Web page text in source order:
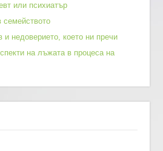
или психиатър
семейството
недоверието, което ни пречи
на лъжата в процеса на